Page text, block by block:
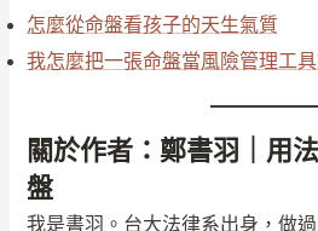
怎麼從命盤看孩子的天生氣質
我怎麼把一張命盤當風險管理工
關於作者：鄭書羽｜用
盤
我是書羽。台大法律系出身，做